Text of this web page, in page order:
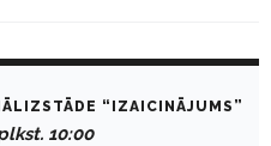
“IZAICINĀJUMS”
10:00